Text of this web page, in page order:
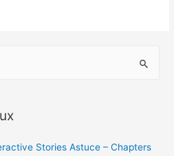
Stories Astuce – Chapters